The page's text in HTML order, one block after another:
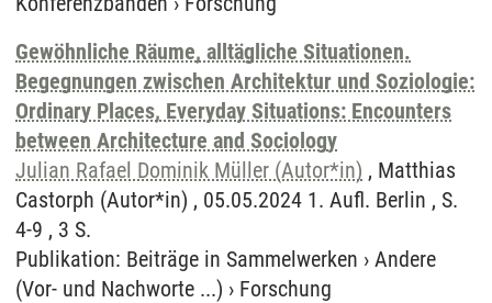
Gewöhnliche Räume, alltägliche Situationen.
Begegnungen zwischen Architektur und Soziologie:
Ordinary Places, Everyday Situations: Encounters
between Architecture and Sociology
Julian Rafael Dominik Müller (Autor*in) , Matthias
Castorph (Autor*in) , 05.05.2024 1. Aufl. Berlin , S.
4-9 , 3 S.
Publikation: Beiträge in Sammelwerken › Andere
(Vor- und Nachworte ...) › Forschung